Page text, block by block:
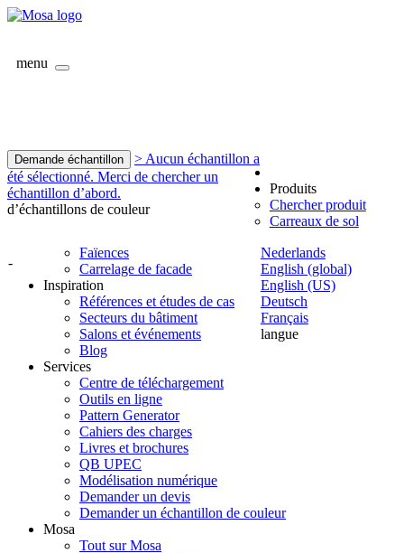
menu
Demande échantillon
> Aucun échantillon a
été sélectionné. Merci de chercher un
échantillon d’abord.
d’échantillons de couleur
-
Nederlands
English (global)
English (US)
Deutsch
Français
langue
Produits
Chercher produit
Carreaux de sol
Faïences
Carrelage de facade
Inspiration
Références et études de cas
Secteurs du bâtiment
Salons et événements
Blog
Services
Centre de téléchargement
Outils en ligne
Pattern Generator
Cahiers des charges
Livres et brochures
QB UPEC
Modélisation numérique
Demander un devis
Demander un échantillon de couleur
Mosa
Tout sur Mosa